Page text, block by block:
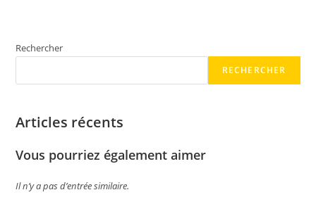
Rechercher
RECHERCHER
Articles récents
Vous pourriez également aimer
Il n’y a pas d’entrée similaire.